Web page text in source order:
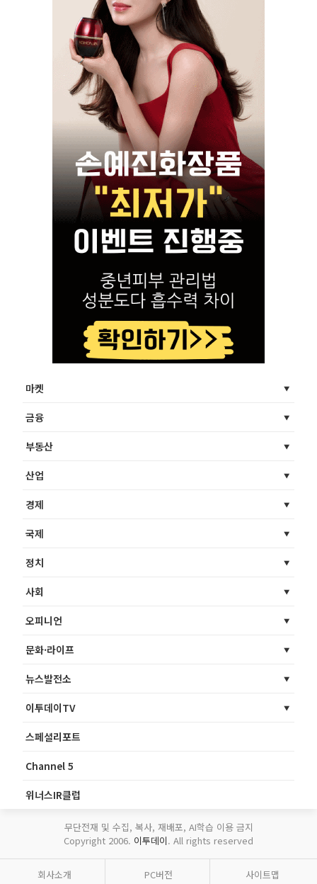
마켓
금융
부동산
산업
경제
국제
정치
사회
오피니언
문화·라이프
뉴스발전소
이투데이TV
스페셜리포트
Channel 5
위너스IR클럽
무단전재 및 수집, 복사, 재배포, AI학습 이용 금지
Copyright 2006. 이투데이. All rights reserved
회사소개 PC버전 사이트맵